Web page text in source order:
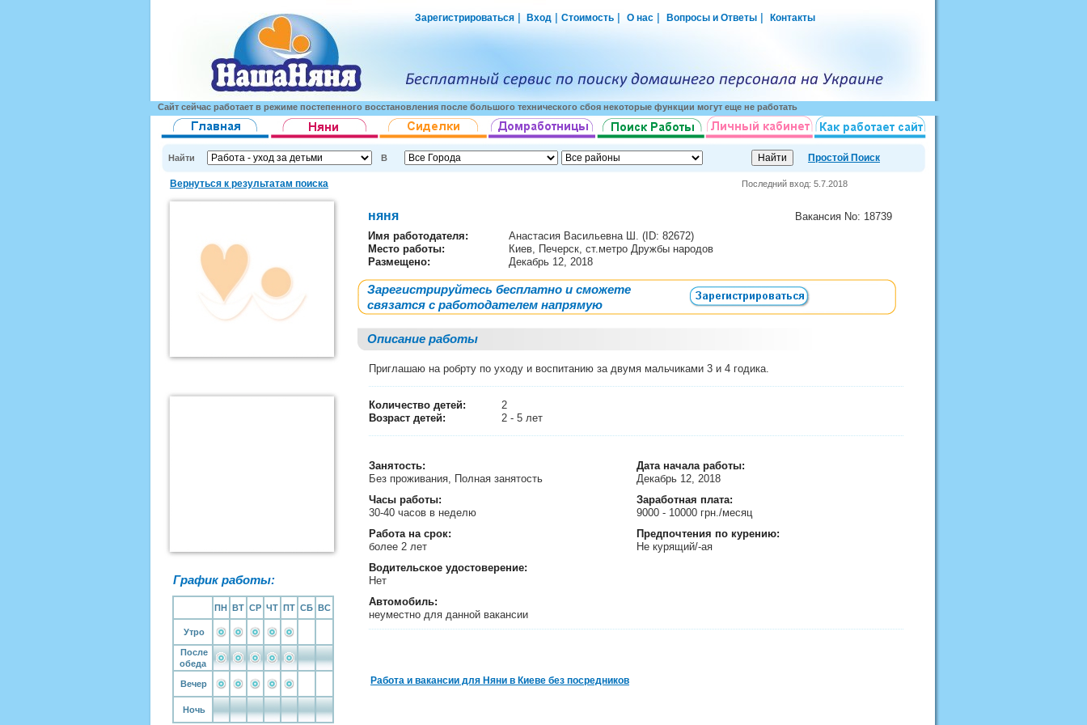
Зарегистрироваться Вход Стоимость О нас Вопросы и Ответы Контакты
Сайт сейчас работает в режиме постепенного восстановления после большого технического сбоя некоторые функции могут еще не работать
Найти В Простой Поиск
Вернуться к результатам поиска Последний вход: 5.7.2018
График работы:
ПН ВТ СР ЧТ ПТ СБ ВС
Утро
После
обеда
Вечер
Ночь
няня Вакансия No: 18739
Имя работодателя:
Анастасия Васильевна Ш. (ID: 82672)
Место работы:
Киев, Печерск, ст.метро Дружбы народов
Размещено:
Декабрь 12, 2018
Зарегистрируйтесь бесплатно и сможете
связатся с работодателем напрямую
Описание работы
Приглашаю на робрту по уходу и воспитанию за двумя мальчиками 3 и 4 годика.
Количество детей:
2
Возраст детей:
2 - 5 лет
Занятость:
Без проживания, Полная занятость
Часы работы:
30-40 часов в неделю
Работа на срок:
более 2 лет
Водительское удостоверение:
Нет
Автомобиль:
неуместно для данной вакансии
Дата начала работы:
Декабрь 12, 2018
Заработная плата:
9000 - 10000 грн./месяц
Предпочтения по курению:
Не курящий/-ая
Работа и вакансии для Няни в Киеве без посредников